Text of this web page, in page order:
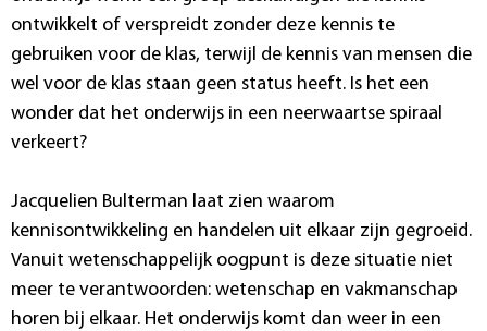
ontwikkelt of verspreidt zonder deze kennis te
gebruiken voor de klas, terwijl de kennis van mensen die
wel voor de klas staan geen status heeft. Is het een
wonder dat het onderwijs in een neerwaartse spiraal
verkeert?
Jacquelien Bulterman laat zien waarom
kennisontwikkeling en handelen uit elkaar zijn gegroeid.
Vanuit wetenschappelijk oogpunt is deze situatie niet
meer te verantwoorden: wetenschap en vakmanschap
horen bij elkaar. Het onderwijs komt dan weer in een